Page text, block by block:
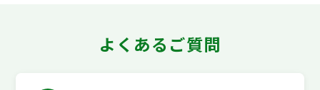
よくあるご質問